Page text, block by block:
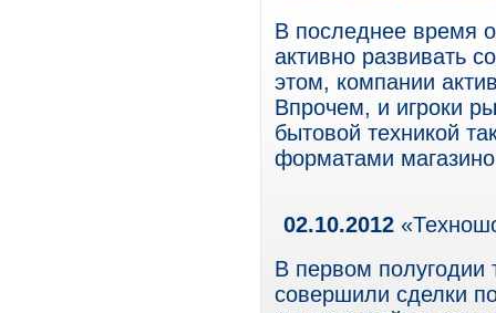
В последнее время
активно развивать
этом, компании
Впрочем, и игроки
бытовой техникой
форматами
02.10.2012
В первом полугодии
совершили сделки